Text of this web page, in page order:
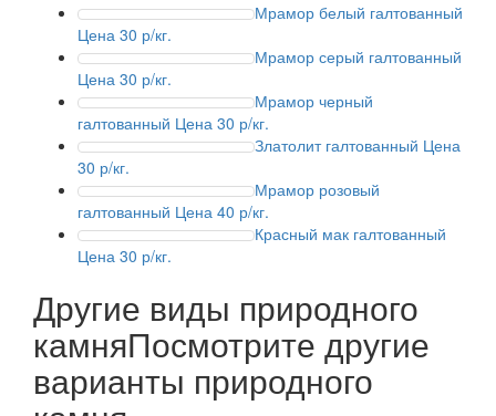
Мрамор белый галтованный
Цена 30 р/кг.
Мрамор серый галтованный
Цена 30 р/кг.
Мрамор черный
галтованный Цена 30 р/кг.
Златолит галтованный Цена
30 р/кг.
Мрамор розовый
галтованный Цена 40 р/кг.
Красный мак галтованный
Цена 30 р/кг.
Другие виды природного
камняПосмотрите другие
варианты природного